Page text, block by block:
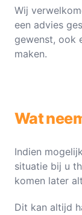
Wij
een advies
gewenst, ook
maken.
Wat
Indien
situatie bij u
komen later
Dit kan altijd